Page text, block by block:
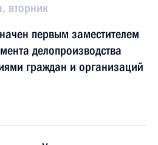
вторник
первым заместителем
делопроизводства
граждан и организаций